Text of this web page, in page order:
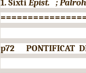
1. SixtiEpist.
;
p72 PONTIFICAT